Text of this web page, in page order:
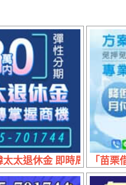
太太退休金 即時周轉掌握
「苗